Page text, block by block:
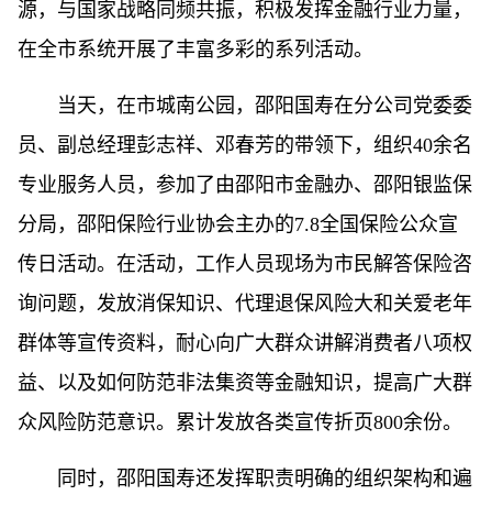
源，与国家战略同频共振，积极发挥金融行业力量，
在全市系统开展了丰富多彩的系列活动。
当天，在市城南公园，邵阳国寿在分公司党委委
员、副总经理彭志祥、邓春芳的带领下，组织40余名
专业服务人员，参加了由邵阳市金融办、邵阳银监保‬
分局，邵阳保险行业协会主办的7.8全国‬保险公众宣‬
传日活动。在活动，工作人员现场为市民解答保险咨
询问题，发放消保知识、代理退保风险大和关爱老年
群体等宣传资料，耐心向广大群众讲解消费者八项权
益、以及如何防范非法集资等金融知识，提高广大群
众风险防范意识。累计发放各类宣传折页800余份。
同时，邵阳国寿还发挥职责明确的组织架构和遍